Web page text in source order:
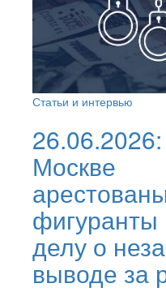
Статьи и интервью
26.06.2026:
Москве
фигуранты
делу о
выводе за